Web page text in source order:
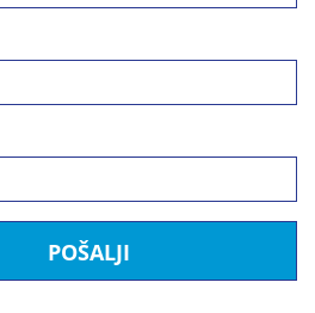
POŠALJI